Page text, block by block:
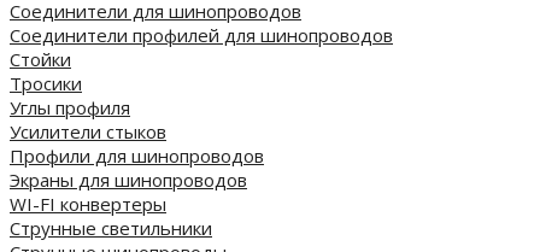
Соединители для шинопроводов
Соединители профилей для шинопроводов
Стойки
Тросики
Углы профиля
Усилители стыков
Профили для шинопроводов
Экраны для шинопроводов
WI-FI конвертеры
Струнные светильники